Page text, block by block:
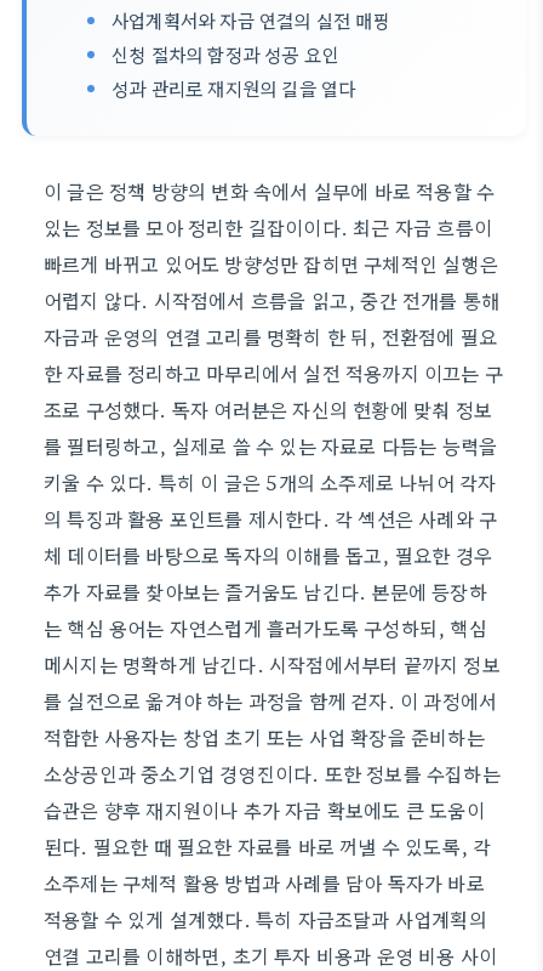
사업계획서와 자금 연결의 실전 매핑
신청 절차의 함정과 성공 요인
성과 관리로 재지원의 길을 열다
이 글은 정책 방향의 변화 속에서 실무에 바로 적용할 수
있는 정보를 모아 정리한 길잡이이다. 최근 자금 흐름이
빠르게 바뀌고 있어도 방향성만 잡히면 구체적인 실행은
어렵지 않다. 시작점에서 흐름을 읽고, 중간 전개를 통해
자금과 운영의 연결 고리를 명확히 한 뒤, 전환점에 필요
한 자료를 정리하고 마무리에서 실전 적용까지 이끄는 구
조로 구성했다. 독자 여러분은 자신의 현황에 맞춰 정보
를 필터링하고, 실제로 쓸 수 있는 자료로 다듬는 능력을
키울 수 있다. 특히 이 글은 5개의 소주제로 나뉘어 각자
의 특징과 활용 포인트를 제시한다. 각 섹션은 사례와 구
체 데이터를 바탕으로 독자의 이해를 돕고, 필요한 경우
추가 자료를 찾아보는 즐거움도 남긴다. 본문에 등장하
는 핵심 용어는 자연스럽게 흘러가도록 구성하되, 핵심
메시지는 명확하게 남긴다. 시작점에서부터 끝까지 정보
를 실전으로 옮겨야 하는 과정을 함께 걷자. 이 과정에서
적합한 사용자는 창업 초기 또는 사업 확장을 준비하는
소상공인과 중소기업 경영진이다. 또한 정보를 수집하는
습관은 향후 재지원이나 추가 자금 확보에도 큰 도움이
된다. 필요한 때 필요한 자료를 바로 꺼낼 수 있도록, 각
소주제는 구체적 활용 방법과 사례를 담아 독자가 바로
적용할 수 있게 설계했다. 특히 자금조달과 사업계획의
연결 고리를 이해하면, 초기 투자 비용과 운영 비용 사이